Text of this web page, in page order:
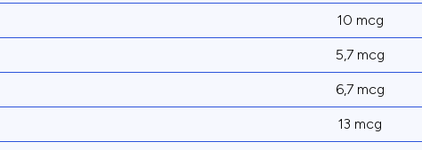
10 mcg
5,7 mcg
6,7 mcg
13 mcg